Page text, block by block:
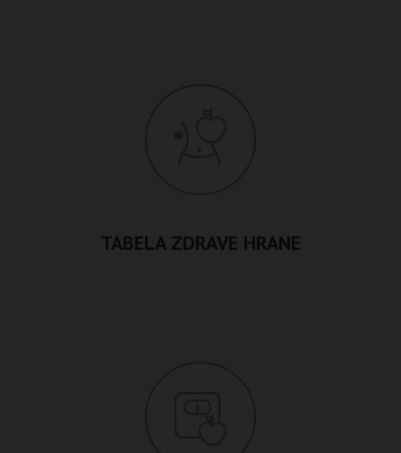
TABELA ZDRAVE HRANE